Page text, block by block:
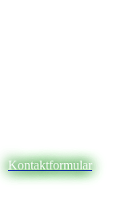
Kontaktformular